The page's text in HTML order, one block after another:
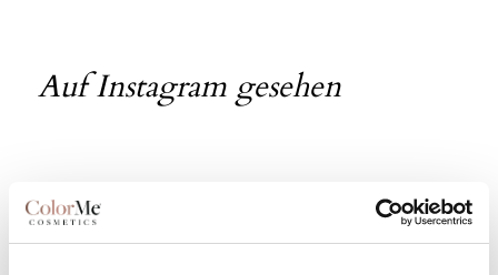
Auf Instagram gesehen
Nägel von unserer Community